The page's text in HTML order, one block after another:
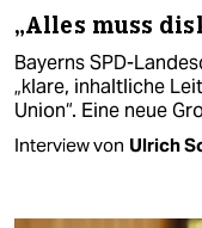
„Alles muss
Bayerns SPD-
„klare, inhaltliche
Union“. Eine neue
Interview von Ulrich